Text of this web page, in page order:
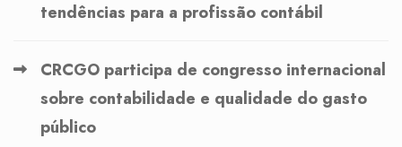
tendências para a profissão contábil
CRCGO participa de congresso internacional
sobre contabilidade e qualidade do gasto
público